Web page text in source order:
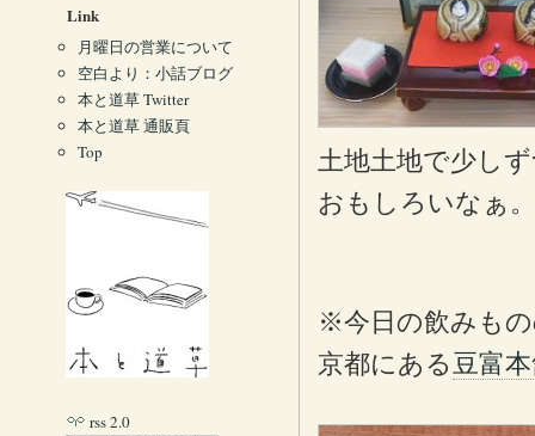
土地土地で少し
おもしろいなぁ
※今日の飲みも
京都にある豆富
Link
月曜日の営業について
空白より：小話ブログ
本と道草 Twitter
本と道草 通販頁
Top
rss 2.0